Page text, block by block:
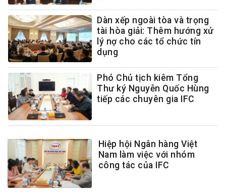
Dàn xếp ngoài tòa và trọng
tài hòa giải: Thêm hướng xử
lý nợ cho các tổ chức tín
dụng
Phó Chủ tịch kiêm Tổng
Thư ký Nguyễn Quốc Hùng
tiếp các chuyên gia IFC
Hiệp hội Ngân hàng Việt
Nam làm việc với nhóm
công tác của IFC